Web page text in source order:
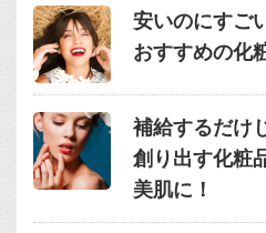
安いのにすご
おすすめの化
補給するだけ
創り出す化粧
美肌に！